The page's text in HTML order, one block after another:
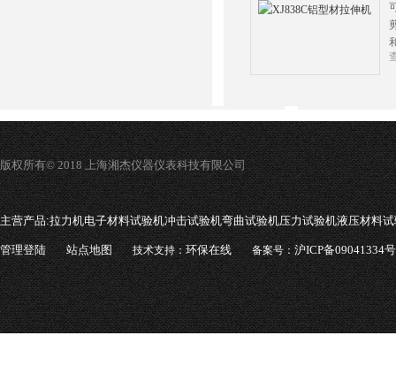
版权所有© 2018 上海湘杰仪器仪表科技有限公司
主营产品:拉力机电子材料试验机冲击试验机弯曲试验机压力试验机液压材料
管理登陆 站点地图 技术支持：环保在线 备案号：沪ICP备09041334